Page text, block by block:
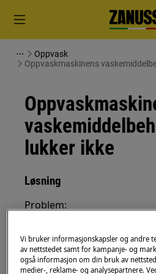
Oppvask
Oppvaskmaskinens
lukker ikke
Løsning
Problem:
lukker ikke.
tekniker.
Vi bruker informasjonskapsler og andre
av nettstedet samt for kampanje- og
også informasjon om din bruk av
medier-, reklame- og analysepartnere.